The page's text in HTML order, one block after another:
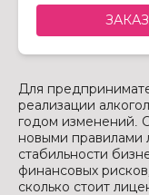
Для
реализации
годом изменений.
новыми правилами
стабильности
финансовых
сколько стоит